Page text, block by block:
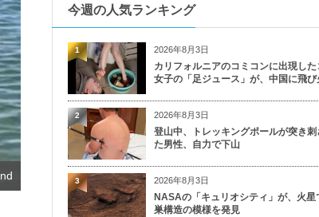
今週の人気ランキング
2026年8月3日
カリフォルニアのコミコンに出現した
女子の「足ジュース」が、中国に飛び
1
2026年8月3日
登山中、トレッキングポールが突き刺
た男性、自力で下山
2
2026年8月3日
NASAの「キュリオシティ」が、火星
巣構造の模様を発見
3